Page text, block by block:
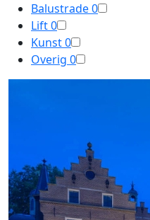
Balustrade0
Lift0
Kunst0
Overig 0